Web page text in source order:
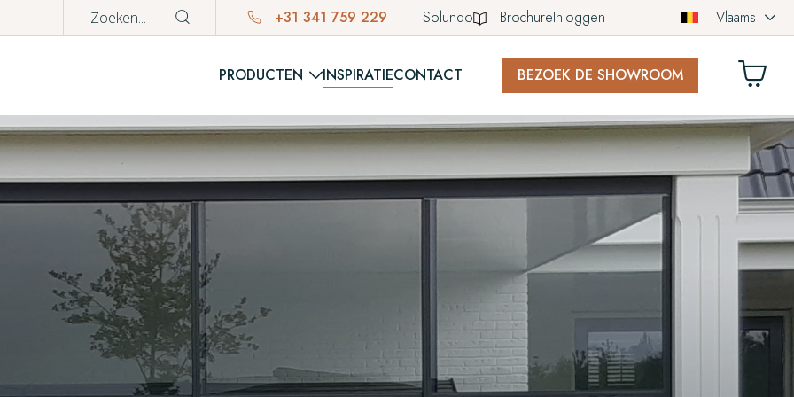
+31 341 759 229 Solundo BrochureInloggen Vlaams
PRODUCTEN INSPIRATIECONTACT BEZOEK DE SHOWROOM
Er bevinden zich nog geen producten in uw winkelwagen.